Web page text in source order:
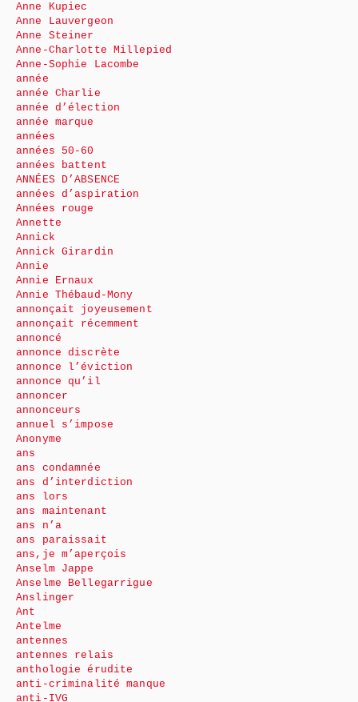
Anne Kupiec
Anne Lauvergeon
Anne Steiner
Anne-Charlotte Millepied
Anne-Sophie Lacombe
année
année Charlie
année d’élection
année marque
années
années 50-60
années battent
ANNÉES D’ABSENCE
années d’aspiration
Années rouge
Annette
Annick
Annick Girardin
Annie
Annie Ernaux
Annie Thébaud-Mony
annonçait joyeusement
annonçait récemment
annoncé
annonce discrète
annonce l’éviction
annonce qu’il
annoncer
annonceurs
annuel s’impose
Anonyme
ans
ans condamnée
ans d’interdiction
ans lors
ans maintenant
ans n’a
ans paraissait
ans,je m’aperçois
Anselm Jappe
Anselme Bellegarrigue
Anslinger
Ant
Antelme
antennes
antennes relais
anthologie érudite
anti-criminalité manque
anti-IVG